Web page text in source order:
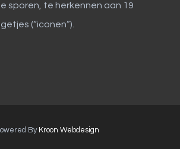
sporen, te herkennen aan 19
(“iconen”).
By Kroon Webdesign